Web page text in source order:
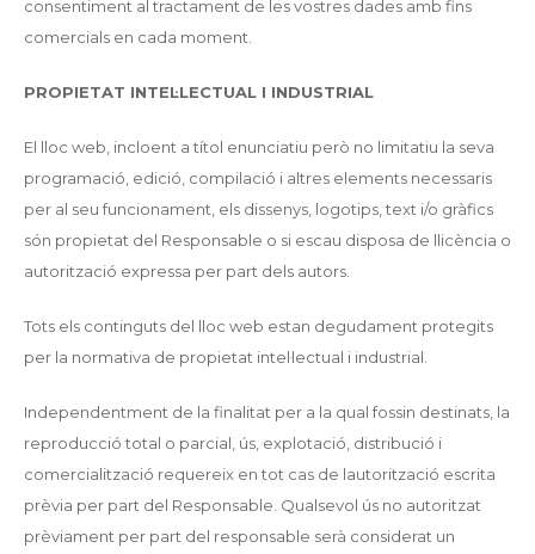
consentiment al tractament de les vostres dades amb fins
comercials en cada moment.
PROPIETAT INTEL·LECTUAL I INDUSTRIAL
El lloc web, incloent a títol enunciatiu però no limitatiu la seva
programació, edició, compilació i altres elements necessaris
per al seu funcionament, els dissenys, logotips, text i/o gràfics
són propietat del Responsable o si escau disposa de llicència o
autorització expressa per part dels autors.
Tots els continguts del lloc web estan degudament protegits
per la normativa de propietat intel·lectual i industrial.
Independentment de la finalitat per a la qual fossin destinats, la
reproducció total o parcial, ús, explotació, distribució i
comercialització requereix en tot cas de lautorització escrita
prèvia per part del Responsable. Qualsevol ús no autoritzat
prèviament per part del responsable serà considerat un